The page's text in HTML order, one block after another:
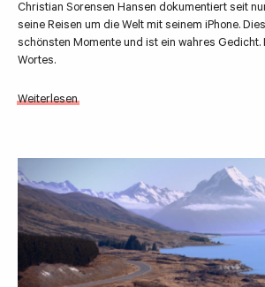
Christian Sorensen Hansen dokumentiert seit
seine Reisen um die Welt mit seinem iPhone.
schönsten Momente und ist ein wahres Gedicht.
Wortes.
Weiterlesen